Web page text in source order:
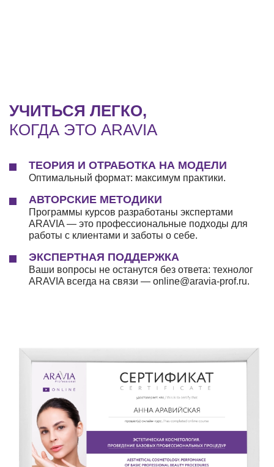
УЧИТЬСЯ ЛЕГКО,
КОГДА ЭТО ARAVIA
ТЕОРИЯ И ОТРАБОТКА НА МОДЕЛИ
Оптимальный формат: максимум практики.
АВТОРСКИЕ МЕТОДИКИ
Программы курсов разработаны экспертами
ARAVIA — это профессиональные подходы для
работы с клиентами и заботы о себе.
ЭКСПЕРТНАЯ ПОДДЕРЖКА
Ваши вопросы не останутся без ответа: технолог
ARAVIA всегда на связи — online@aravia-prof.ru.